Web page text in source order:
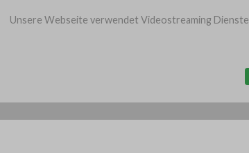
Unsere Webseite verwendet Videostreaming